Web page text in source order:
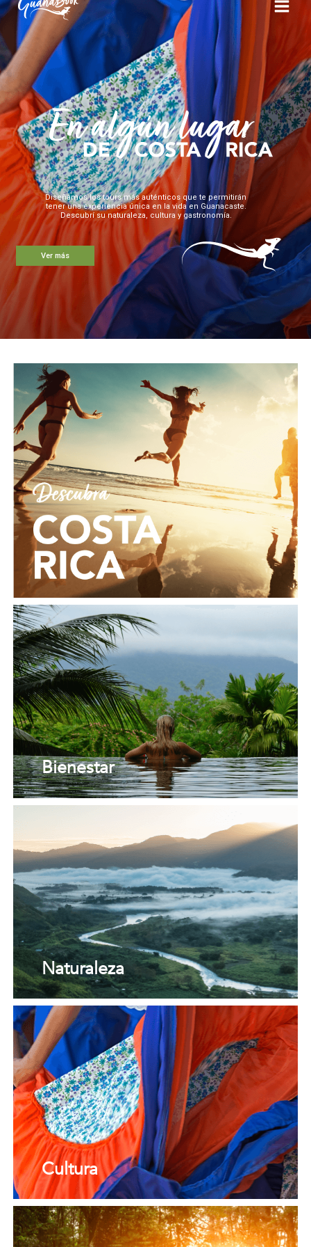
Diseñamos los tours más auténticos que te permitirán
tener una experiencia única en la vida en Guanacaste.
Descubrí su naturaleza, cultura y gastronomía.
Ver más
Bienestar
Naturaleza
Cultura